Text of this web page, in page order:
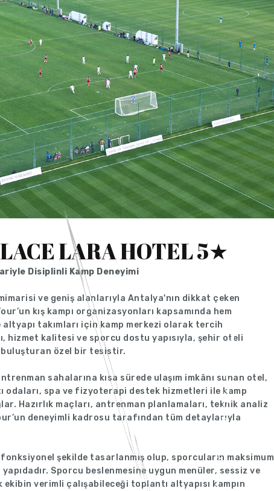
LARA HOTEL 5★
Disiplinli Kamp Deneyimi
ve geniş alanlarıyla Antalya'nın dikkat çeken
kış kampı organizasyonları kapsamında hem
takımları için kamp merkezi olarak tercih
hizmet kalitesi ve sporcu dostu yapısıyla, şehir oteli
özel bir tesistir.
sahalarına kısa sürede ulaşım imkânı sunan otel,
odaları, spa ve fizyoterapi destek hizmetleri ile kamp
Hazırlık maçları, antrenman planlamaları, teknik analiz
deneyimli kadrosu tarafından tüm detaylarıyla
şekilde tasarlanmış olup, sporcuların maksimum
Sporcu beslenmesine uygun menüler, sessiz ve
verimli çalışabileceği toplantı altyapısı kampın